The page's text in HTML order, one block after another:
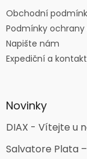
Obchodní
Podmínky
Napište nám
Expediční a
Novinky
DIAX - Vítejte u
Salvatore Plata